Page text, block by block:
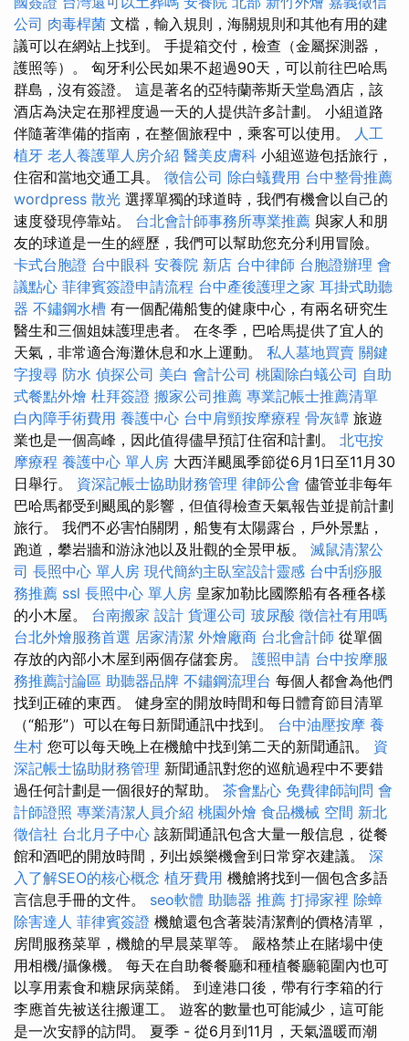
公司 肉毒桿菌 文檔，輸入規則，海關規則和其他有用的建
議可以在網站上找到。 手提箱交付，檢查（金屬探測器，
護照等）。 匈牙利公民如果不超過90天，可以前往巴哈馬
群島，沒有簽證。 這是著名的亞特蘭蒂斯天堂島酒店，該
酒店為決定在那裡度過一天的人提供許多計劃。 小組道路
伴隨著準備的指南，在整個旅程中，乘客可以使用。 人工
植牙 老人養護單人房介紹 醫美皮膚科 小組巡遊包括旅行，
住宿和當地交通工具。 徵信公司 除白蟻費用 台中整骨推薦
wordpress 散光 選擇單獨的球道時，我們有機會以自己的
速度發現停靠站。 台北會計師事務所專業推薦 與家人和朋
友的球道是一生的經歷，我們可以幫助您充分利用冒險。
卡式台胞證 台中眼科 安養院 新店 台中律師 台胞證辦理 會
議點心 菲律賓簽證申請流程 台中產後護理之家 耳掛式助聽
器 不鏽鋼水槽 有一個配備船隻的健康中心，有兩名研究生
醫生和三個姐妹護理患者。 在冬季，巴哈馬提供了宜人的
天氣，非常適合海灘休息和水上運動。 私人墓地買賣 關鍵
字搜尋 防水 偵探公司 美白 會計公司 桃園除白蟻公司 自助
式餐點外燴 杜拜簽證 搬家公司推薦 專業記帳士推薦清單
白內障手術費用 養護中心 台中肩頸按摩療程 骨灰罈 旅遊
業也是一個高峰，因此值得儘早預訂住宿和計劃。 北屯按
摩療程 養護中心 單人房 大西洋颶風季節從6月1日至11月30
日舉行。 資深記帳士協助財務管理 律師公會 儘管並非每年
巴哈馬都受到颶風的影響，但值得檢查天氣報告並提前計劃
旅行。 我們不必害怕關閉，船隻有太陽露台，戶外景點，
跑道，攀岩牆和游泳池以及壯觀的全景甲板。 滅鼠清潔公
司 長照中心 單人房 現代簡約主臥室設計靈感 台中刮痧服
務推薦 ssl 長照中心 單人房 皇家加勒比國際船有各種各樣
的小木屋。 台南搬家 設計 貨運公司 玻尿酸 徵信社有用嗎
台北外燴服務首選 居家清潔 外燴廠商 台北會計師 從單個
存放的內部小木屋到兩個存儲套房。 護照申請 台中按摩服
務推薦討論區 助聽器品牌 不鏽鋼流理台 每個人都會為他們
找到正確的東西。 健身室的開放時間和每日體育節目清單
（“船形”）可以在每日新聞通訊中找到。 台中油壓按摩 養
生村 您可以每天晚上在機艙中找到第二天的新聞通訊。 資
深記帳士協助財務管理 新聞通訊對您的巡航過程中不要錯
過任何計劃是一個很好的幫助。 茶會點心 免費律師詢問 會
計師證照 專業清潔人員介紹 桃園外燴 食品機械 空間 新北
徵信社 台北月子中心 該新聞通訊包含大量一般信息，從餐
館和酒吧的開放時間，列出娛樂機會到日常穿衣建議。 深
入了解SEO的核心概念 植牙費用 機艙將找到一個包含多語
言信息手冊的文件。 seo軟體 助聽器 推薦 打掃家裡 除蟑
除害達人 菲律賓簽證 機艙還包含著裝清潔劑的價格清單，
房間服務菜單，機艙的早晨菜單等。 嚴格禁止在賭場中使
用相機/攝像機。 每天在自助餐餐廳和種植餐廳範圍內也可
以享用素食和糖尿病菜餚。 到達港口後，帶有行李箱的行
李應首先被送往搬運工。 遊客的數量也可能減少，這可能
是一次安靜的訪問。 夏季 - 從6月到11月，天氣溫暖而潮